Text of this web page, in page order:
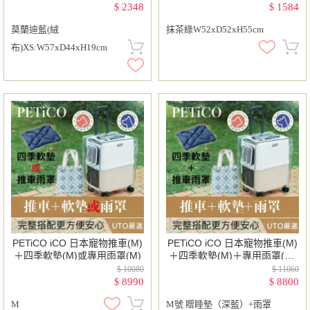
$ 2348
莫蘭迪藍(絨
布)XS:W57xD44xH19cm
$ 1584
抹茶綠W52xD52xH55cm
PETiCO iCO 日本寵物推車(M)
＋四季軟墊(M)或專用雨罩(M)
$ 10080
$ 8990
M
PETiCO iCO 日本寵物推車(M)
＋四季軟墊(M)＋專用雨罩(M)
$ 11060
$ 8800
M號 贈睡墊（深藍）+雨罩